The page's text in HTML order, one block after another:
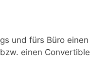
und fürs Büro einen
einen Convertible